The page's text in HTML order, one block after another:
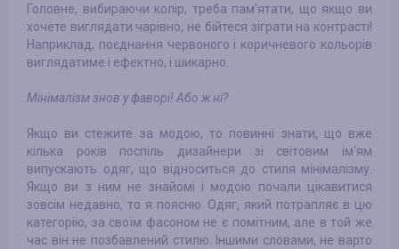
Головне, вибираючи колір, треба пам'ятати, що якщо ви
хочете виглядати чарівно, не бійтеся зіграти на контрасті!
Наприклад, поєднання червоного і коричневого кольорів
виглядатиме і ефектно, і шикарно.
Мінімалізм знов у фаворі! Або ж ні?
Якщо ви стежите за модою, то повинні знати, що вже
кілька років поспіль дизайнери зі світовим ім'ям
випускають одяг, що відноситься до стиля мінімалізму.
Якщо ви з ним не знайомі і модою почали цікавитися
зовсім недавно, то я поясню. Одяг, який потрапляє в цю
категорію, за своїм фасоном не є помітним, але в той же
час він не позбавлений ​​стилю. Іншими словами, не варто